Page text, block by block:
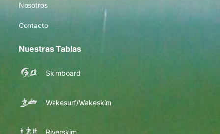
Nosotros
Contacto
Nuestras Tablas
Skimboard
Wakesurf/Wakeskim
Riverskim